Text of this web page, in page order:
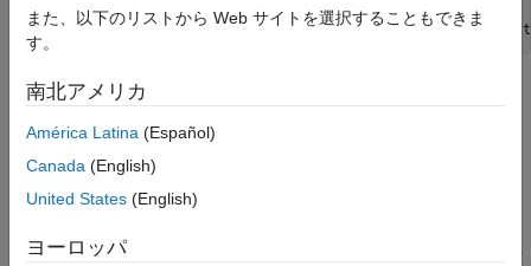
項目一覧
C 構文
戻り値
説明
バージョン履歴
参考
#include "gpu/mxGPUArray.h"
mxArray* mxGPUCreateMxArrayOnCPU(mxGPUArray const *
引数
mgp
mxGPUArrayへのポインター。
戻り値
GPU データのコピーである CPU のデータを内容とする mxArray
また、以下のリストから Web サイトを選択することもできま
す。
南北アメリカ
América Latina (Español)
Canada (English)
United States (English)
ヨーロッパ